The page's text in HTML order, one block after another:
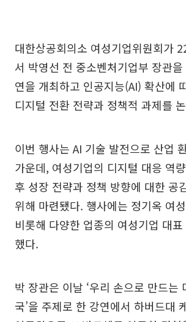
대한상공회의소 여성기업위원회가
서 박영선 전 중소벤처기업부 장관
연을 개최하고 인공지능(AI) 확산에
디지털 전환 전략과 정책적 과제를
이번 행사는 AI 기술 발전으로 산업
가운데, 여성기업의 디지털 대응 역
후 성장 전략과 정책 방향에 대한 공
위해 마련됐다. 행사에는 정기옥 여
비롯해 다양한 업종의 여성기업 대
했다.
박 장관은 이날 ‘우리 손으로 만드는
국’을 주제로 한 강연에서 하버드대